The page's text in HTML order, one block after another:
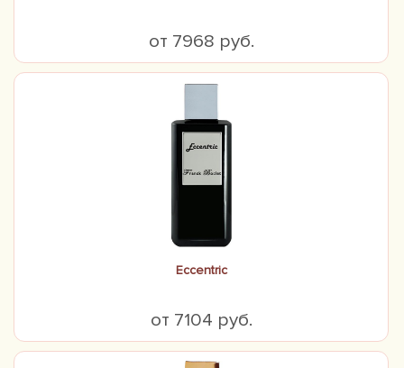
от 7968 руб.
Eccentric
от 7104 руб.